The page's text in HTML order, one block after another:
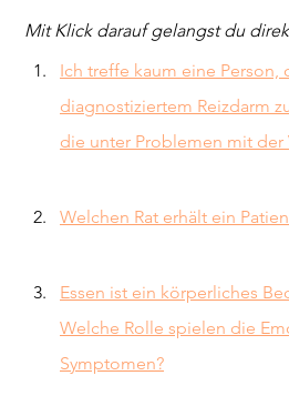
Mit Klick darauf gelangst du
Ich treffe kaum eine
diagnostiziertem Reizdarm
die unter Problemen mit der
Welchen Rat erhält ein
Essen ist ein körperliches
Welche Rolle spielen die
Symptomen?